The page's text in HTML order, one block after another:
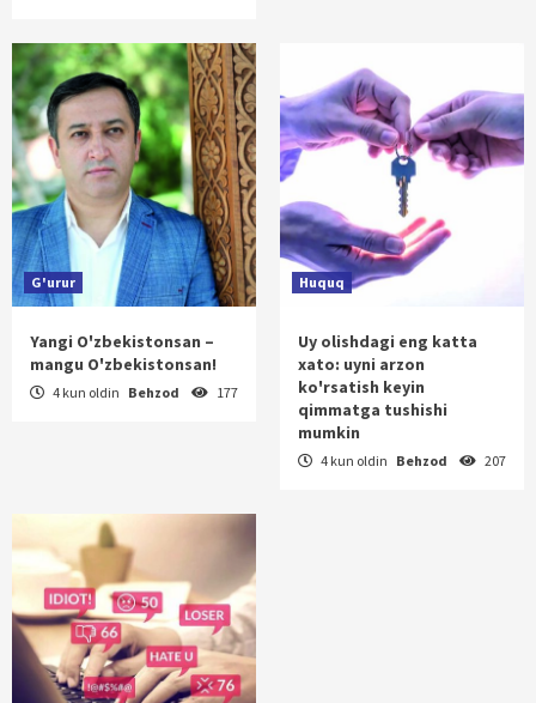
G'urur
Yangi O'zbekistonsan –
mangu O'zbekistonsan!
4 kun oldin Behzod 177
Huquq
Uy olishdagi eng katta
xato: uyni arzon
ko'rsatish keyin
qimmatga tushishi
mumkin
4 kun oldin Behzod 207